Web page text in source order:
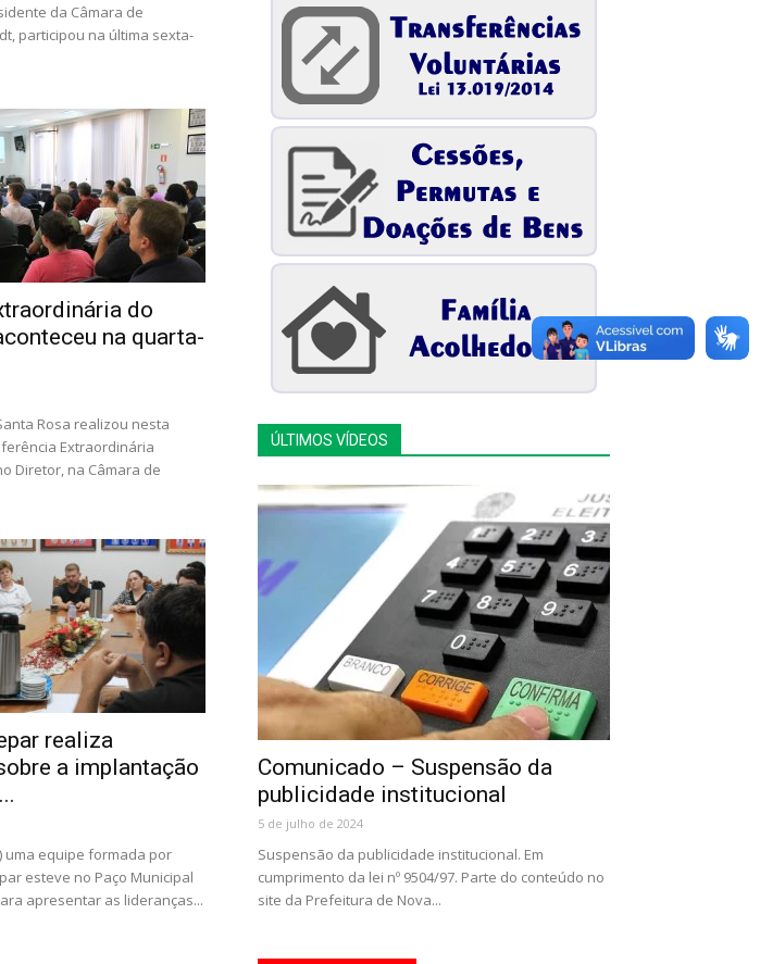
da Câmara de
participou na última sexta-
do
na quarta-
Rosa realizou nesta
Extraordinária
Diretor, na Câmara de
realiza
a implantação
uma equipe formada por
esteve no Paço Municipal
apresentar as lideranças...
ÚLTIMOS VÍDEOS
Comunicado – Suspensão da
publicidade institucional
5 de julho de 2024
Suspensão da publicidade institucional. Em
cumprimento da lei nº 9504/97. Parte do conteúdo no
site da Prefeitura de Nova...